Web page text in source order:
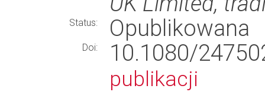
Status: Opublikowana
Doi: 10.1080/
publikacji